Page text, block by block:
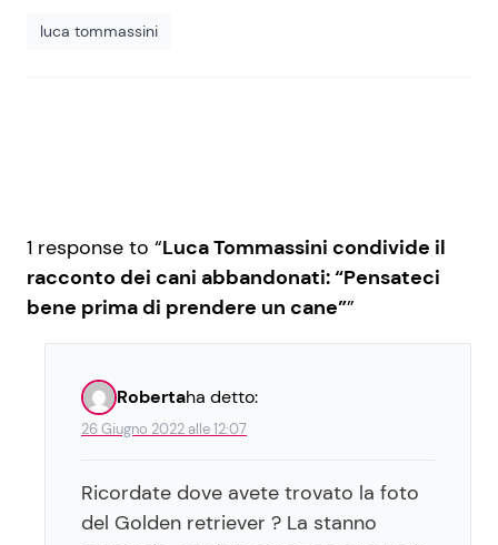
luca tommassini
1 response to “Luca Tommassini condivide il
racconto dei cani abbandonati: “Pensateci
bene prima di prendere un cane””
Robertaha detto:
26 Giugno 2022 alle 12:07
Ricordate dove avete trovato la foto
del Golden retriever ? La stanno